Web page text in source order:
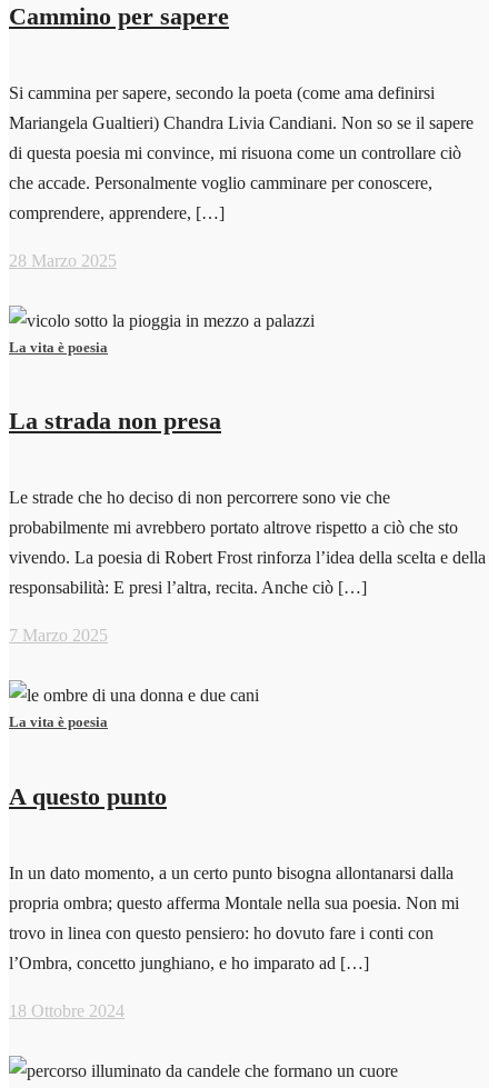
Cammino per sapere
Si cammina per sapere, secondo la poeta (come ama definirsi
Mariangela Gualtieri) Chandra Livia Candiani. Non so se il sapere
di questa poesia mi convince, mi risuona come un controllare ciò
che accade. Personalmente voglio camminare per conoscere,
comprendere, apprendere, […]
28 Marzo 2025
La vita è poesia
La strada non presa
Le strade che ho deciso di non percorrere sono vie che
probabilmente mi avrebbero portato altrove rispetto a ciò che sto
vivendo. La poesia di Robert Frost rinforza l’idea della scelta e della
responsabilità: E presi l’altra, recita. Anche ciò […]
7 Marzo 2025
La vita è poesia
A questo punto
In un dato momento, a un certo punto bisogna allontanarsi dalla
propria ombra; questo afferma Montale nella sua poesia. Non mi
trovo in linea con questo pensiero: ho dovuto fare i conti con
l’Ombra, concetto junghiano, e ho imparato ad […]
18 Ottobre 2024